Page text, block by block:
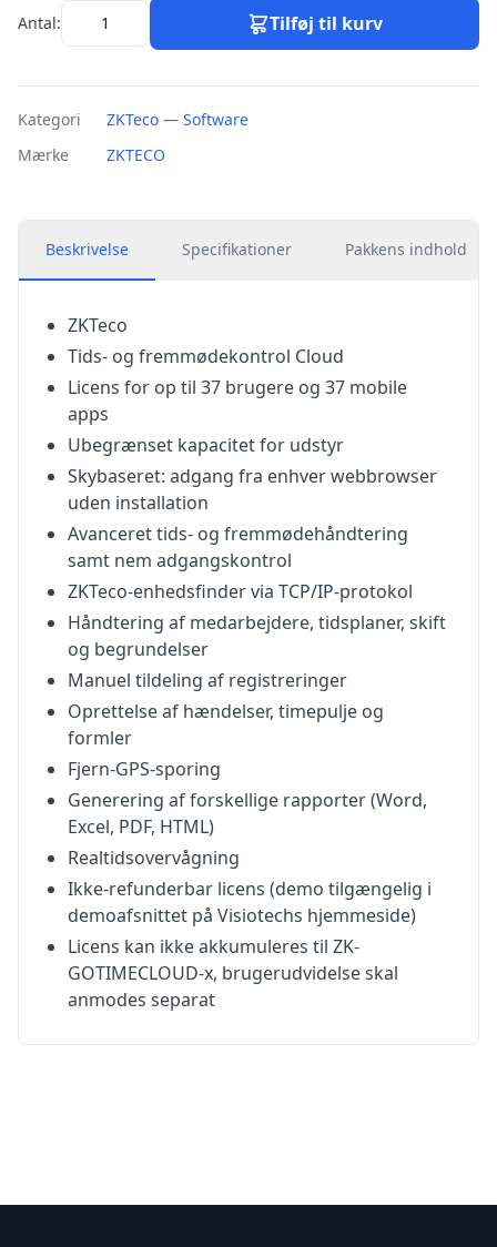
Antal: Tilføj til kurv
Kategori
ZKTeco — Software
Mærke
ZKTECO
Beskrivelse Specifikationer Pakkens indhold
ZKTeco
Tids- og fremmødekontrol Cloud
Licens for op til 37 brugere og 37 mobile
apps
Ubegrænset kapacitet for udstyr
Skybaseret: adgang fra enhver webbrowser
uden installation
Avanceret tids- og fremmødehåndtering
samt nem adgangskontrol
ZKTeco-enhedsfinder via TCP/IP-protokol
Håndtering af medarbejdere, tidsplaner, skift
og begrundelser
Manuel tildeling af registreringer
Oprettelse af hændelser, timepulje og
formler
Fjern-GPS-sporing
Generering af forskellige rapporter (Word,
Excel, PDF, HTML)
Realtidsovervågning
Ikke-refunderbar licens (demo tilgængelig i
demoafsnittet på Visiotechs hjemmeside)
Licens kan ikke akkumuleres til ZK-
GOTIMECLOUD-x, brugerudvidelse skal
anmodes separat